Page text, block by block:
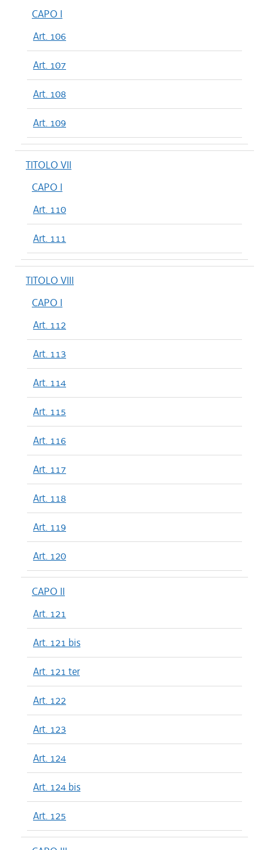
CAPO I
Art. 106
Art. 107
Art. 108
Art. 109
TITOLO VII
CAPO I
Art. 110
Art. 111
TITOLO VIII
CAPO I
Art. 112
Art. 113
Art. 114
Art. 115
Art. 116
Art. 117
Art. 118
Art. 119
Art. 120
CAPO II
Art. 121
Art. 121 bis
Art. 121 ter
Art. 122
Art. 123
Art. 124
Art. 124 bis
Art. 125